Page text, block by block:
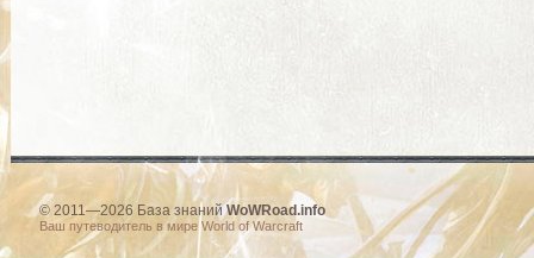
© 2011—2026 База знанийWoWRoad.info
Ваш путеводитель в мире World of Warcraft